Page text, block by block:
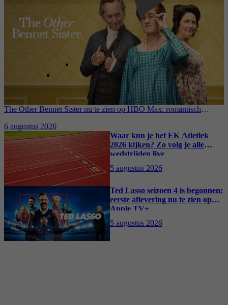
The Other Bennet Sister nu te zien op HBO Max: romantisch
6 augustus 2026
Waar kun je het EK Atletiek
2026 kijken? Zo volg je alle
wedstrijden live
5 augustus 2026
Ted Lasso seizoen 4 is begonnen:
eerste aflevering nu te zien op
Apple TV+
5 augustus 2026